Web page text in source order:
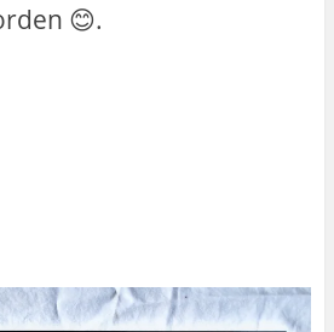
😊.